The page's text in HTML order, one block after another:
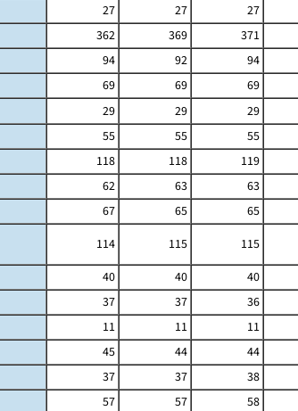
27 27 27
362 369 371
94 92 94
69 69 69
29 29 29
55 55 55
118 118 119
62 63 63
67 65 65
114 115 115
40 40 40
37 37 36
11 11 11
45 44 44
37 37 38
57 57 58